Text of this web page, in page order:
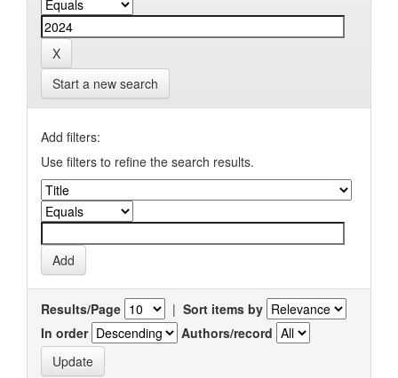
Start a new search
Add filters:
Use filters to refine the search results.
Results/Page | Sort items by
In order
Authors/record